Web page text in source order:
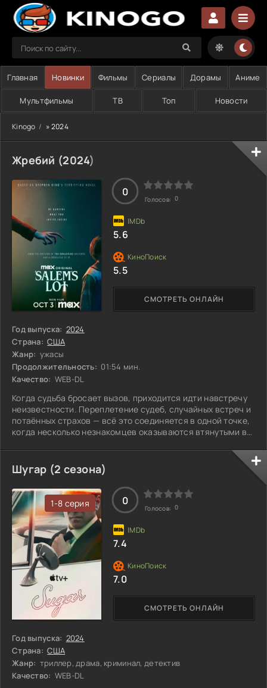
Главная Новинки Фильмы Сериалы Дорамы Аниме
Мультфильмы ТВ Топ Новости
Kinogo » 2024
Жребий (2024)
Год выпуска: 2024
Страна: США
Жанр: ужасы
Продолжительность: 01:54 мин.
Качество: WEB-DL
Когда судьба бросает вызов, приходится идти навстречу
неизвестности. Переплетение судеб, случайных встреч и
потаённых страхов — всё это соединяется в одной точке,
когда несколько незнакомцев оказываются втянутыми в
столкнуться с собственными демонами и принять
судьбоносные решения. Им предстоит выяснить, как
далеко они готовы зайти ради собственного спасения, и
что такое настоящая сила духа. И всё это на фоне мира,
где прошлое тесно
СМОТРЕТЬ ОНЛАЙН
0
Голосов: 0
5.6
5.5
Шугар (2 сезона)
1-8 серия
Год выпуска: 2024
Страна: США
Жанр: триллер, драма, криминал, детектив
Качество: WEB-DL
СМОТРЕТЬ ОНЛАЙН
0
Голосов: 0
7.4
7.0